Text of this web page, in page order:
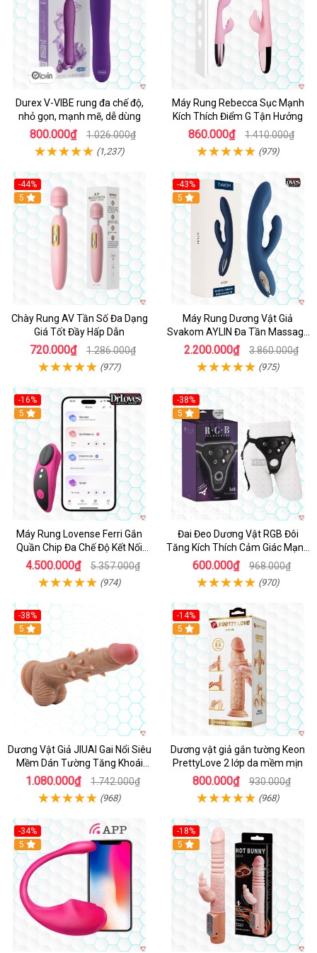
Durex V-VIBE rung đa chế độ,
nhỏ gọn, mạnh mẽ, dễ dùng
800.000₫ 1.026.000₫
(1,237)
Máy Rung Rebecca Sục Mạnh
Kích Thích Điểm G Tận Hưởng
860.000₫ 1.410.000₫
(979)
-44%
Hot
5
Chày Rung AV Tần Số Đa Dạng
Giá Tốt Đầy Hấp Dẫn
720.000₫ 1.286.000₫
(977)
-43%
Hot
5
Máy Rung Dương Vật Giả
Svakom AYLIN Đa Tần Massage
Sướng
2.200.000₫ 3.860.000₫
(975)
-16%
Hot
5
Máy Rung Lovense Ferri Gắn
Quần Chip Đa Chế Độ Kết Nối
App
4.500.000₫ 5.357.000₫
(974)
-38%
Hot
5
Đai Đeo Dương Vật RGB Đôi
Tăng Kích Thích Cảm Giác Mạnh
Mẽ
600.000₫ 968.000₫
(970)
-38%
5
Dương Vật Giả JIUAI Gai Nổi Siêu
Mềm Dán Tường Tăng Khoái
Cảm
1.080.000₫ 1.742.000₫
(968)
-14%
5
Dương vật giả gắn tường Keon
PrettyLove 2 lớp da mềm mịn
800.000₫ 930.000₫
(968)
-34%
5
-18%
Hot
5